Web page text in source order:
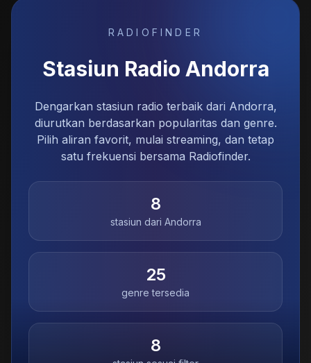
RADIOFINDER
Stasiun Radio Andorra
Dengarkan stasiun radio terbaik dari Andorra,
diurutkan berdasarkan popularitas dan genre.
Pilih aliran favorit, mulai streaming, dan tetap
satu frekuensi bersama Radiofinder.
8
stasiun dari Andorra
25
genre tersedia
8